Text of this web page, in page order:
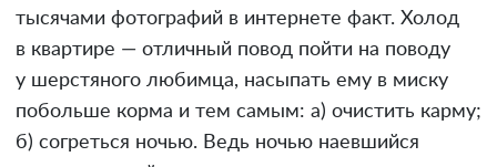
тысячами фотографий в интернете факт. Холод
в квартире — отличный повод пойти на поводу
у шерстяного любимца, насыпать ему в миску
побольше корма и тем самым: а) очистить карму;
б) согреться ночью. Ведь ночью наевшийся